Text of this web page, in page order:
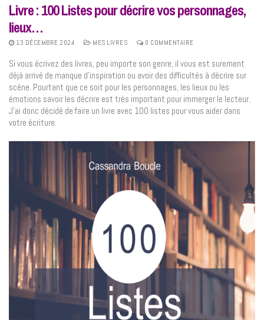
Livre : 100 Listes pour décrire vos personnages,
lieux…
13 DÉCEMBRE 2024 MES LIVRES 0 COMMENTAIRE
Si vous écrivez des livres, peu importe son genre, il vous est surement
déjà arrivé de manque d’inspiration ou avoir des difficultés à décrire sur
scène. Pourtant que ce soit pour les personnages, les lieux ou les
émotions savoir les décrire est très important pour immerger le lecteur.
J’ai donc décidé de faire un livre avec 100 listes pour vous aider dans
votre écriture.